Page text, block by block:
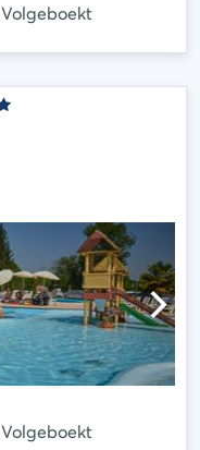
Volgeboekt
Volgeboekt